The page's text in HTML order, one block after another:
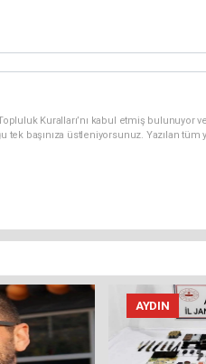
Kuralları’nı kabul etmiş bulunuyor
tek başınıza üstleniyorsunuz. Yazılan
AYDIN